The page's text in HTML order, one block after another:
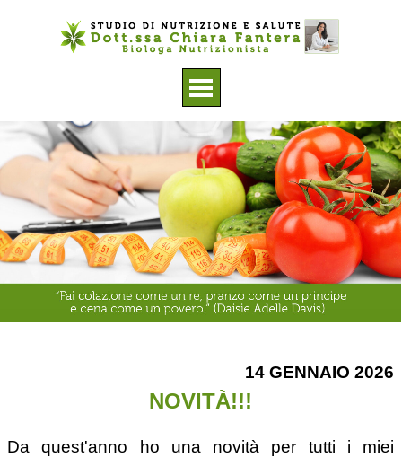
Salta menù
14 GENNAIO 2026
NOVITÀ!!!
Da quest'anno ho una novità per tutti i miei